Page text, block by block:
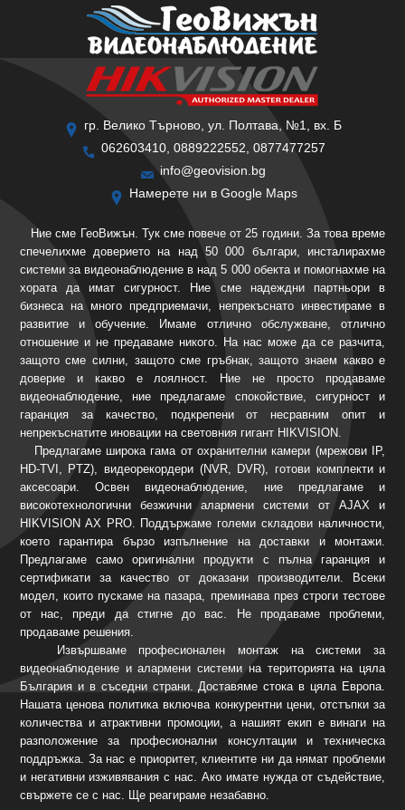
гр. Велико Търново, ул. Полтава, №1, вх. Б
062603410, 0889222552, 0877477257
info@geovision.bg
Намерете ни в Google Maps
Ние сме ГеоВижън. Тук сме повече от 25 години. За това време
спечелихме доверието на над 50 000 българи, инсталирахме
системи за видеонаблюдение в над 5 000 обекта и помогнахме на
хората да имат сигурност. Ние сме надеждни партньори в
бизнеса на много предприемачи, непрекъснато инвестираме в
развитие и обучение. Имаме отлично обслужване, отлично
отношение и не предаваме никого. На нас може да се разчита,
защото сме силни, защото сме гръбнак, защото знаем какво е
доверие и какво е лоялност. Ние не просто продаваме
видеонаблюдение, ние предлагаме спокойствие, сигурност и
гаранция за качество, подкрепени от несравним опит и
непрекъснатите иновации на световния гигант HIKVISION.
Предлагаме широка гама от охранителни камери (мрежови IP,
HD-TVI, PTZ), видеорекордери (NVR, DVR), готови комплекти и
аксесоари. Освен видеонаблюдение, ние предлагаме и
високотехнологични безжични алармени системи от AJAX и
HIKVISION AX PRO. Поддържаме големи складови наличности,
което гарантира бързо изпълнение на доставки и монтажи.
Предлагаме само оригинални продукти с пълна гаранция и
сертификати за качество от доказани производители. Всеки
модел, които пускаме на пазара, преминава през строги тестове
от нас, преди да стигне до вас. Не продаваме проблеми,
продаваме решения.
Извършваме професионален монтаж на системи за
видеонаблюдение и алармени системи на територията на цяла
България и в съседни страни. Доставяме стока в цяла Европа.
Нашата ценова политика включва конкурентни цени, отстъпки за
количества и атрактивни промоции, а нашият екип е винаги на
разположение за професионални консултации и техническа
поддръжка. За нас е приоритет, клиентите ни да нямат проблеми
и негативни изживявания с нас. Ако имате нужда от съдействие,
свържете се с нас. Ще реагираме незабавно.